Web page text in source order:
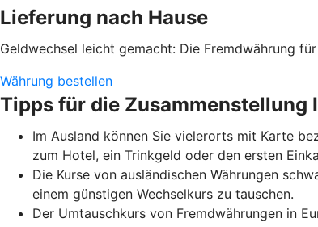
Lieferung nach Hause
Geldwechsel leicht gemacht: Die Fremdwährung
Währung bestellen
Tipps für die Zusammenstellung
Im Ausland können Sie vielerorts mit Karte
zum Hotel, ein Trinkgeld oder den ersten
Die Kurse von ausländischen Währungen
einem günstigen Wechselkurs zu tauschen.
Der Umtauschkurs von Fremdwährungen in